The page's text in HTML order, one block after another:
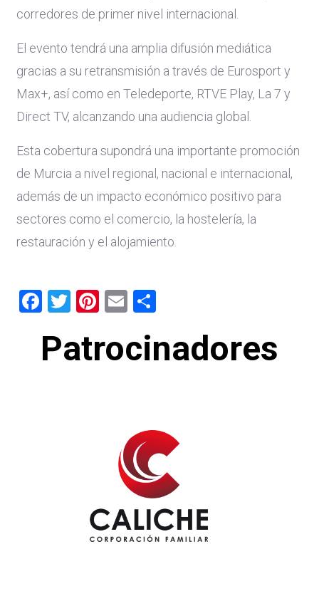
corredores de primer nivel internacional.
El evento tendrá una amplia difusión mediática
gracias a su retransmisión a través de Eurosport y
Max+, así como en Teledeporte, RTVE Play, La 7 y
Direct TV, alcanzando una audiencia global.
Esta cobertura supondrá una importante promoción
de Murcia a nivel regional, nacional e internacional,
además de un impacto económico positivo para
sectores como el comercio, la hostelería, la
restauración y el alojamiento.
Facebook
Twitter
Pinterest
Email
Patrocinadores